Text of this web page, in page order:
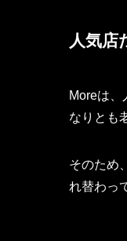
人気店
Moreは
なりとも
そのため
れ替わっ